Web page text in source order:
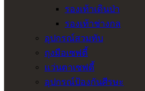
รองเท้าเดินป่า
รองเท้าช่างกล
อุปกรณ์สวมทับ
ถุงมือเซฟตี้
แว่นตาเซฟตี้
อุปกรณ์ป้องกันศีรษะ